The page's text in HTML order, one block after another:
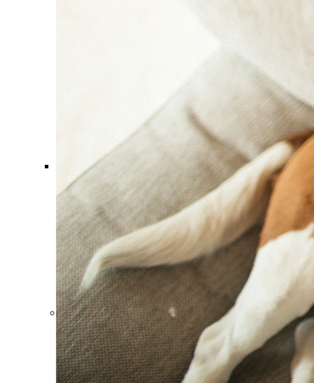
Comment ça marche ?
Pour un appartement Une installation adaptée à votre
intérieur